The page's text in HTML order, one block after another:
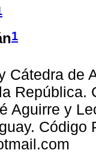
1
Cátedra de
República.
Aguirre y
Código